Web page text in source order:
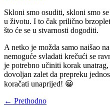
Skloni smo osuditi, skloni smo
u životu. I to čak prilično
što će se u stvarnosti dogoditi.
A netko je možda samo naišao
nemoguće svladati krečući se
je potrebno učiniti korak
dovoljan zalet da prepreku
koračati unaprijed! 😀
← Prethodno